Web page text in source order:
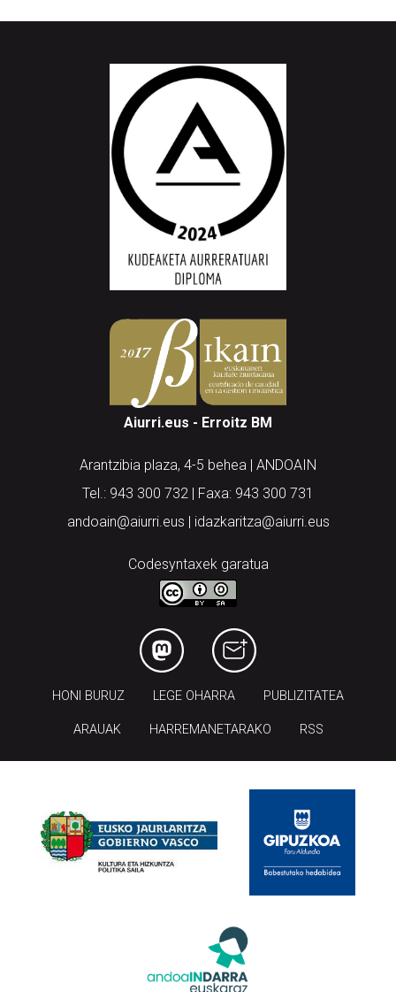
Aiurri.eus - Erroitz BM
Arantzibia plaza, 4-5 behea | ANDOAIN
Codesyntaxek garatua
LEGE OHARRA
ARAUAK HARREMANETARAKO RSS